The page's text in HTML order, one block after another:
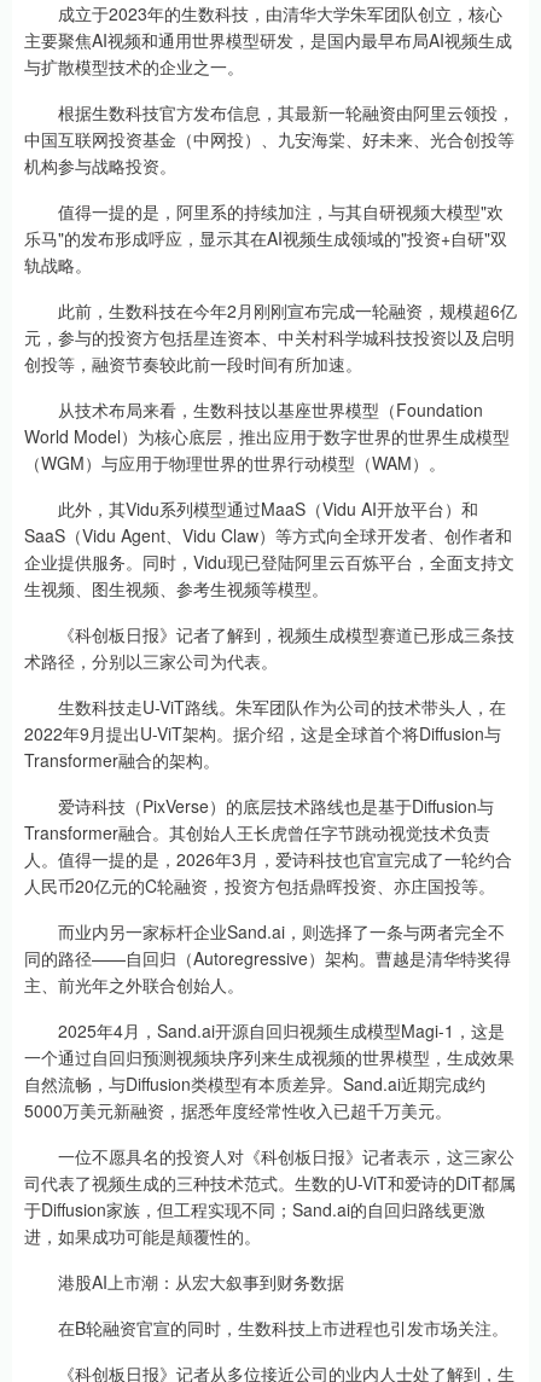
成立于2023年的生数科技，由清华大学朱军团队创立，核心
主要聚焦AI视频和通用世界模型研发，是国内最早布局AI视频生成
与扩散模型技术的企业之一。
根据生数科技官方发布信息，其最新一轮融资由阿里云领投，
中国互联网投资基金（中网投）、九安海棠、好未来、光合创投等
机构参与战略投资。
值得一提的是，阿里系的持续加注，与其自研视频大模型"欢
乐马"的发布形成呼应，显示其在AI视频生成领域的"投资+自研"双
轨战略。
此前，生数科技在今年2月刚刚宣布完成一轮融资，规模超6亿
元，参与的投资方包括星连资本、中关村科学城科技投资以及启明
创投等，融资节奏较此前一段时间有所加速。
从技术布局来看，生数科技以基座世界模型（Foundation
World Model）为核心底层，推出应用于数字世界的世界生成模型
（WGM）与应用于物理世界的世界行动模型（WAM）。
此外，其Vidu系列模型通过MaaS（Vidu AI开放平台）和
SaaS（Vidu Agent、Vidu Claw）等方式向全球开发者、创作者和
企业提供服务。同时，Vidu现已登陆阿里云百炼平台，全面支持文
生视频、图生视频、参考生视频等模型。
《科创板日报》记者了解到，视频生成模型赛道已形成三条技
术路径，分别以三家公司为代表。
生数科技走U-ViT路线。朱军团队作为公司的技术带头人，在
2022年9月提出U-ViT架构。据介绍，这是全球首个将Diffusion与
Transformer融合的架构。
爱诗科技（PixVerse）的底层技术路线也是基于Diffusion与
Transformer融合。其创始人王长虎曾任字节跳动视觉技术负责
人。值得一提的是，2026年3月，爱诗科技也官宣完成了一轮约合
人民币20亿元的C轮融资，投资方包括鼎晖投资、亦庄国投等。
而业内另一家标杆企业Sand.ai，则选择了一条与两者完全不
同的路径——自回归（Autoregressive）架构。曹越是清华特奖得
主、前光年之外联合创始人。
2025年4月，Sand.ai开源自回归视频生成模型Magi-1，这是
一个通过自回归预测视频块序列来生成视频的世界模型，生成效果
自然流畅，与Diffusion类模型有本质差异。Sand.ai近期完成约
5000万美元新融资，据悉年度经常性收入已超千万美元。
一位不愿具名的投资人对《科创板日报》记者表示，这三家公
司代表了视频生成的三种技术范式。生数的U-ViT和爱诗的DiT都属
于Diffusion家族，但工程实现不同；Sand.ai的自回归路线更激
进，如果成功可能是颠覆性的。
港股AI上市潮：从宏大叙事到财务数据
在B轮融资官宣的同时，生数科技上市进程也引发市场关注。
《科创板日报》记者从多位接近公司的业内人士处了解到，生